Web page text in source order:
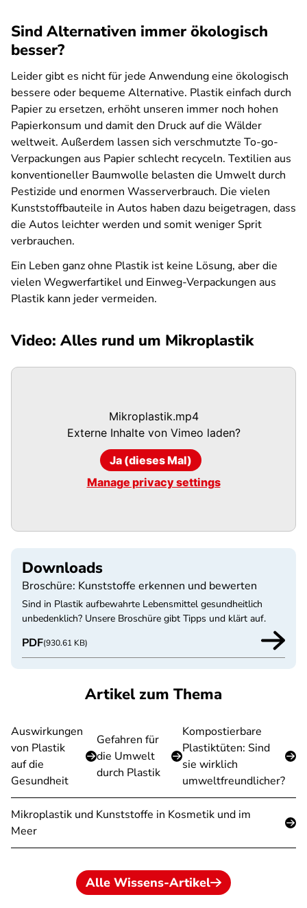
Sind Alternativen immer ökologisch
besser?
Leider gibt es nicht für jede Anwendung eine ökologisch
bessere oder bequeme Alternative. Plastik einfach durch
Papier zu ersetzen, erhöht unseren immer noch hohen
Papierkonsum und damit den Druck auf die Wälder
weltweit. Außerdem lassen sich verschmutzte To-go-
Verpackungen aus Papier schlecht recyceln. Textilien aus
konventioneller Baumwolle belasten die Umwelt durch
Pestizide und enormen Wasserverbrauch. Die vielen
Kunststoffbauteile in Autos haben dazu beigetragen, dass
die Autos leichter werden und somit weniger Sprit
verbrauchen.
Ein Leben ganz ohne Plastik ist keine Lösung, aber die
vielen Wegwerfartikel und Einweg-Verpackungen aus
Plastik kann jeder vermeiden.
Video: Alles rund um Mikroplastik
Mikroplastik.mp4
Externe Inhalte von Vimeo laden?
Ja (dieses Mal)
Manage privacy settings
Downloads
Broschüre: Kunststoffe erkennen und bewerten
Sind in Plastik aufbewahrte Lebensmittel gesundheitlich
unbedenklich? Unsere Broschüre gibt Tipps und klärt auf.
PDF(930.61 KB)
Artikel zum Thema
Auswirkungen
von Plastik
auf die
Gesundheit
Gefahren für
die Umwelt
durch Plastik
Kompostierbare
Plastiktüten: Sind
sie wirklich
umweltfreundlicher?
Mikroplastik und Kunststoffe in Kosmetik und im
Meer
Alle Wissens-Artikel